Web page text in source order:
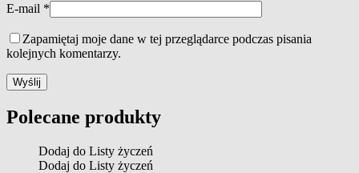
E-mail *
Zapamiętaj moje dane w tej przeglądarce podczas pisania
kolejnych komentarzy.
Polecane produkty
Dodaj do Listy życzeń
Dodaj do Listy życzeń